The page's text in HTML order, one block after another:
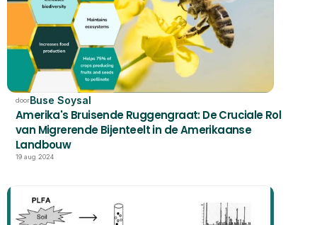
doorBuse Soysal
Amerika's Bruisende Ruggengraat: De Cruciale Rol
van Migrerende Bijenteelt in de Amerikaanse
Landbouw
19 aug 2024